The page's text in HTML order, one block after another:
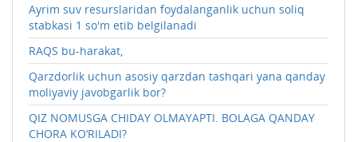
Ayrim suv resurslaridan foydalanganlik uchun soliq
stabkasi 1 so'm etib belgilanadi
RAQS bu-harakat,
Qarzdorlik uchun asosiy qarzdan tashqari yana qanday
moliyaviy javobgarlik bor?
QIZ NOMUSGA CHIDAY OLMAYAPTI. BOLAGA QANDAY
CHORA KO‘RILADI?